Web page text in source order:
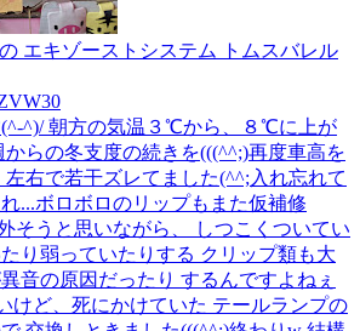
エキゾーストシステム トムスバレル
^)/ 朝方の気温３℃から、８℃に上が
からの冬支度の続きを(((^^;)再度車高を
右で若干ズレてました(^^;入れ忘れて
...ボロボロのリップもまた仮補修
そうと思いながら、 しつこくついてい
り弱っていたりする クリップ類も大
音の原因だったり するんですよねぇ
けど、死にかけていた テールランプの